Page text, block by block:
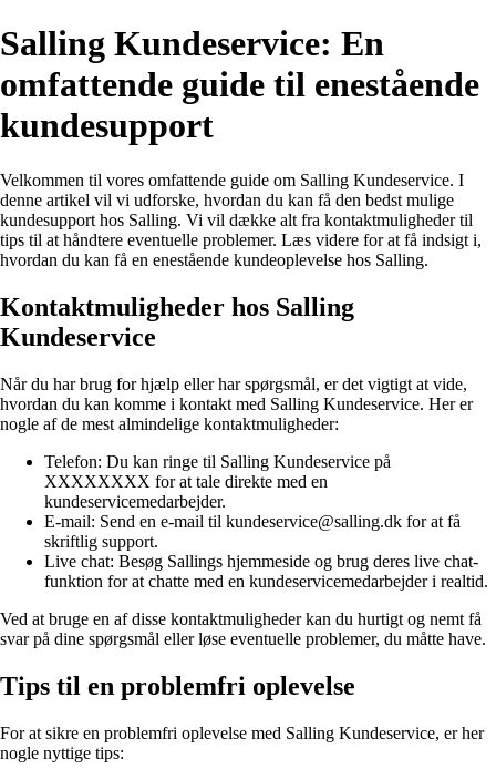
Salling Kundeservice: En
omfattende guide til enestående
kundesupport
Velkommen til vores omfattende guide om Salling Kundeservice. I
denne artikel vil vi udforske, hvordan du kan få den bedst mulige
kundesupport hos Salling. Vi vil dække alt fra kontaktmuligheder til
tips til at håndtere eventuelle problemer. Læs videre for at få indsigt i,
hvordan du kan få en enestående kundeoplevelse hos Salling.
Kontaktmuligheder hos Salling
Kundeservice
Når du har brug for hjælp eller har spørgsmål, er det vigtigt at vide,
hvordan du kan komme i kontakt med Salling Kundeservice. Her er
nogle af de mest almindelige kontaktmuligheder:
Telefon: Du kan ringe til Salling Kundeservice på
XXXXXXXX for at tale direkte med en
kundeservicemedarbejder.
E-mail: Send en e-mail til kundeservice@salling.dk for at få
skriftlig support.
Live chat: Besøg Sallings hjemmeside og brug deres live chat-
funktion for at chatte med en kundeservicemedarbejder i realtid.
Ved at bruge en af disse kontaktmuligheder kan du hurtigt og nemt få
svar på dine spørgsmål eller løse eventuelle problemer, du måtte have.
Tips til en problemfri oplevelse
For at sikre en problemfri oplevelse med Salling Kundeservice, er her
nogle nyttige tips: